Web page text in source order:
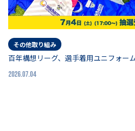
その他取り組み
百年構想リーグ、選手着用ユニフォー
2026.07.04